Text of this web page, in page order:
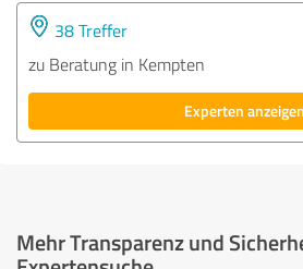
38 Treffer
zu Beratung in Kempten
Experten anzeigen
Mehr Transparenz und